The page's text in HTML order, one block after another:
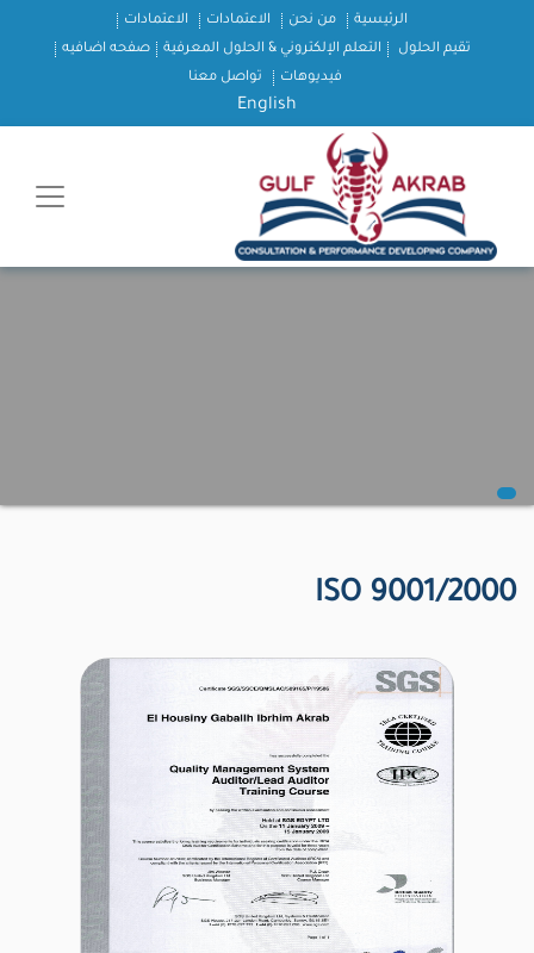
الرئيسية من نحن الاعتمادات
الاعتمادات
تقيم الحلول
التعلم الإلكتروني & الحلول المعرفية
صفحه اضافيه
فيديوهات
تواصل معنا
English
ISO 9001/2000